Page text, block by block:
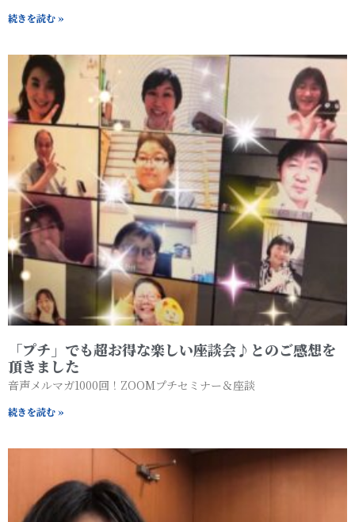
続きを読む »
「プチ」でも超お得な楽しい座談会♪とのご感想を
頂きました
音声メルマガ1000回！ZOOMプチセミナー＆座談
続きを読む »